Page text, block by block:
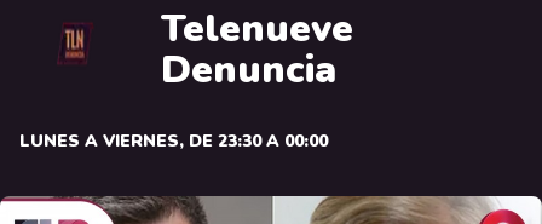
Telenueve
Denuncia
LUNES A VIERNES, DE 23:30 A 00:00